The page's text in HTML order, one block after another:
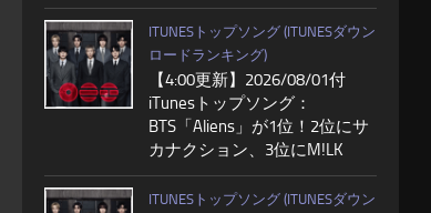
ITUNESトップソング (ITUNESダウン
ロードランキング)
【4:00更新】2026/08/01付
iTunesトップソング：
BTS「Aliens」が1位！2位にサ
カナクション、3位にM!LK
ITUNESトップソング (ITUNESダウン